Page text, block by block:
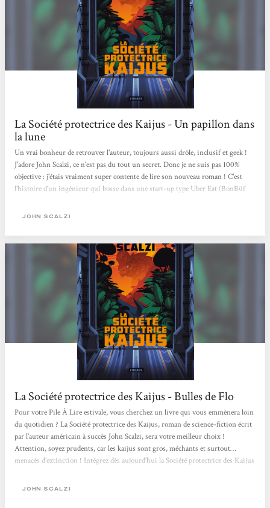
La Société protectrice des Kaijus - Un papillon dans
la lune
Un vrai bonheur de retrouver l'auteur, toujours aussi drôle, inclusif et geek !
J'adore John Scalzi, ce n'est pas du tout un secret. Donc je ne suis pas 100%
objective : j'étais vraiment super contente de lire son nouveau roman ! C'est
l'histoire d'un ingénieur qui bosse dans une start-up type Uber Eat (BonBüf
faire virer comme un malpropre, mais trop sympa son boss va lui proposer de
histoire de payer le loyer. Grand bien lui en prend, cela lui permet de
rencontrer un client qui va lui proposer de travailler...
JOHN SCALZI
La Société protectrice des Kaijus - Bulles de Flo
Pour votre Pile À Lire estivale, vous cherchez un livre qui vous emmènera loin
du quotidien ? La Société protectrice des Kaijus, roman de science-fiction écrit
par l’auteur américain à succès John Scalzi, sera votre meilleur choix !
Attention, soyez prudents, car les kaijus sont gros, méchants et surtout…
menacés d’extinction ! Intégrez dès aujourd’hui la Société protectrice des Kaijus
« science-fiction », à tort certainement, c’est avec curiosité...
JOHN SCALZI